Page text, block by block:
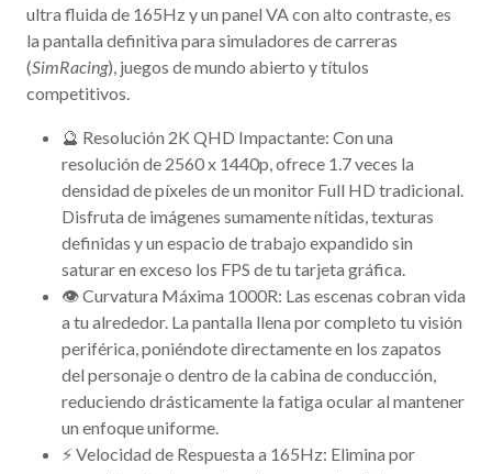
ultra fluida de 165Hz y un panel VA con alto contraste, es
la pantalla definitiva para simuladores de carreras
(SimRacing), juegos de mundo abierto y títulos
competitivos.
🔮 Resolución 2K QHD Impactante: Con una
resolución de 2560 x 1440p, ofrece 1.7 veces la
densidad de píxeles de un monitor Full HD tradicional.
Disfruta de imágenes sumamente nítidas, texturas
definidas y un espacio de trabajo expandido sin
saturar en exceso los FPS de tu tarjeta gráfica.
👁️ Curvatura Máxima 1000R: Las escenas cobran vida
a tu alrededor. La pantalla llena por completo tu visión
periférica, poniéndote directamente en los zapatos
del personaje o dentro de la cabina de conducción,
reduciendo drásticamente la fatiga ocular al mantener
un enfoque uniforme.
⚡ Velocidad de Respuesta a 165Hz: Elimina por